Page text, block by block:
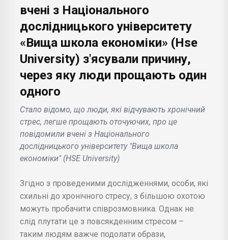
вчені з Національного
дослідницького університету
«Вища школа економіки» (Hse
University) з'ясували причину,
через яку люди прощають один
одного
Стало відомо, що люди, які відчувають хронічний
стрес, легше прощають оточуючих, про це
повідомили вчені з Національного
дослідницького університету "Вища школа
економіки" (HSE University)
Згідно з проведеними дослідженнями, особи, які
схильні до хронічного стресу, з більшою охотою
можуть пробачити співрозмовника. Однак не
слід плутати це з повсякденним стресом –
таким людям важче подолати образи,